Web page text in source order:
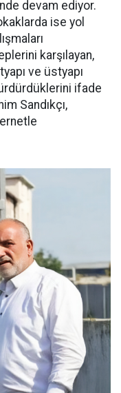
devam ediyor.
ise yol
karşılayan,
ve üstyapı
ifade
Sandıkçı,